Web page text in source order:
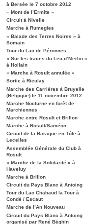
à Bersée le 7 octobre 2012
« Mont de l’Ermite »
Circuit à Nivelle
Marche à Rumegies
« Balade des Terres Noires » à
Somain
Tour du Lac de Péronnes
« Sur les traces du Leu d’Merlin »
à Hollain
« Marche à Rosult annulée »
Sortie à Rieulay
Marche des Carrières à Bruyelle
(Belgique) le 11 novembre 2012
Marche Nocturne en forêt de
Marchiennes
Marche entre Rosult et Brillon
Marche à Rosult/Saméon
Circuit de la Baraque en Tôle à
Lecelles
Assemblée Générale du Club à
Rosult
« Marche de la Solidarité » à
Haveluy
Marche à Brillon
Circuit du Pays Blanc à Antoing
Tour du Lac Chabaud la Tour à
Condé / Escaut
Marche de l’An Nouveau
Circuit du Pays Blanc à Antoing
organisé par René Béghin